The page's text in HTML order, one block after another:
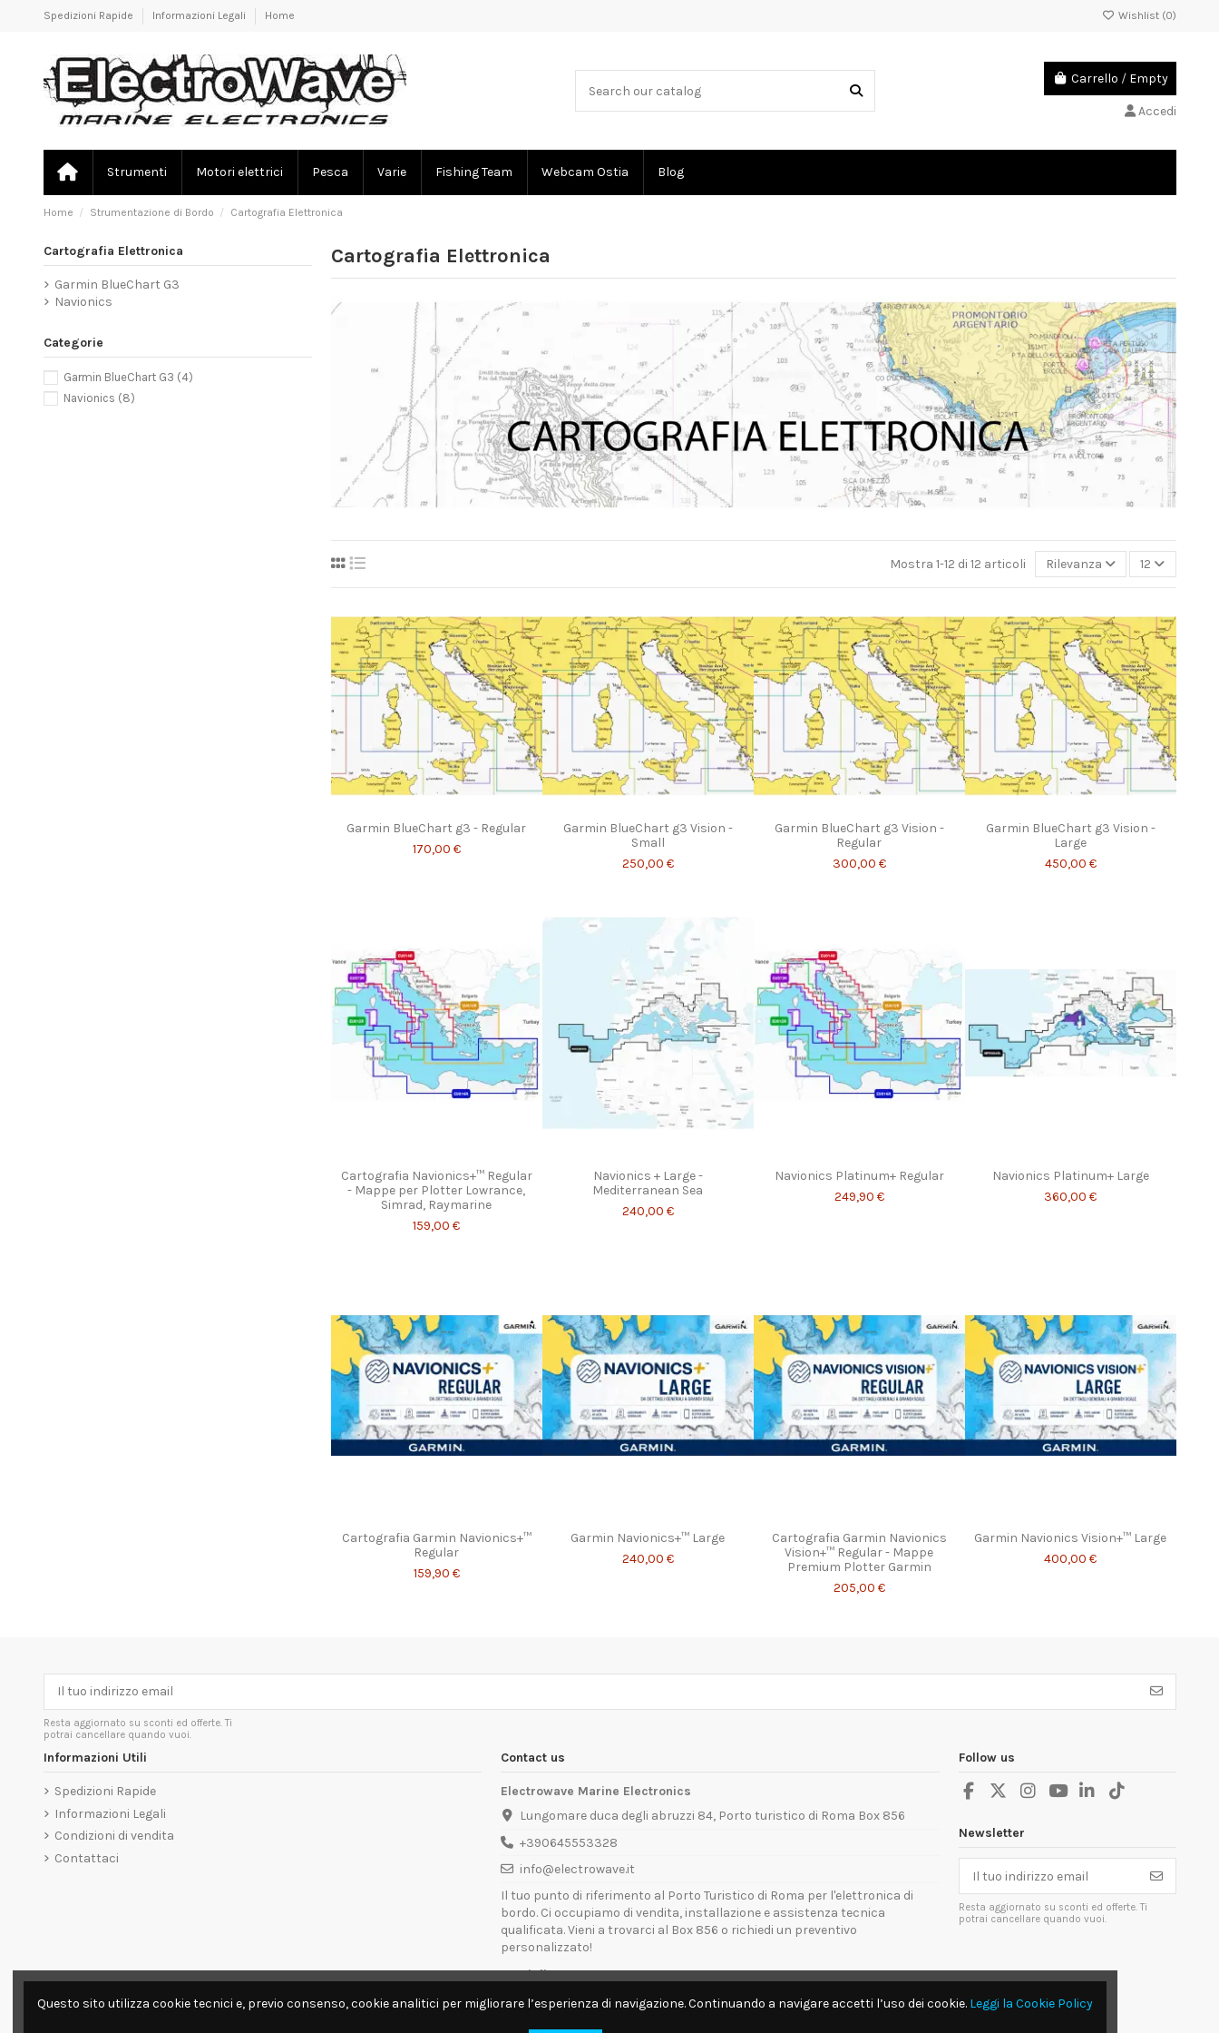
Spedizioni Rapide Informazioni Legali Home Wishlist (0)
Carrello / Empty
Accedi
Strumenti Motori elettrici Pesca Varie Fishing Team Webcam Ostia Blog
Home Strumentazione di Bordo Cartografia Elettronica
Cartografia Elettronica
Mostra 1-12 di 12 articoli Rilevanza 12
Garmin BlueChart g3 - Regular
170,00 €
Garmin BlueChart g3 Vision -
Small
250,00 €
Garmin BlueChart g3 Vision -
Regular
300,00 €
Garmin BlueChart g3 Vision -
Large
450,00 €
Cartografia Navionics+™ Regular
- Mappe per Plotter Lowrance,
Simrad, Raymarine
159,00 €
Navionics + Large -
Mediterranean Sea
240,00 €
Navionics Platinum+ Regular
249,90 €
Navionics Platinum+ Large
360,00 €
Cartografia Garmin Navionics+™
Regular
159,90 €
Garmin Navionics+™ Large
240,00 €
Cartografia Garmin Navionics
Vision+™ Regular - Mappe
Premium Plotter Garmin
205,00 €
Garmin Navionics Vision+™ Large
400,00 €
Cartografia Elettronica
Garmin BlueChart G3
Navionics
Categorie
Garmin BlueChart G3 (4)
Navionics (8)
Resta aggiornato su sconti ed offerte. Ti
potrai cancellare quando vuoi.
Informazioni Utili
Spedizioni Rapide
Informazioni Legali
Condizioni di vendita
Contattaci
Contact us
Electrowave Marine Electronics
Lungomare duca degli abruzzi 84, Porto turistico di Roma Box 856
+390645553328
info@electrowave.it
Il tuo punto di riferimento al Porto Turistico di Roma per l'elettronica di
bordo. Ci occupiamo di vendita, installazione e assistenza tecnica
qualificata. Vieni a trovarci al Box 856 o richiedi un preventivo
personalizzato!
Orari di Apertura:
Lunedì - Venerdì: 09:00 - 13:00 / 14:00 - 18:00
Disponibili per interventi tecnici direttamente a bordo.
Follow us
Newsletter
Resta aggiornato su sconti ed offerte. Ti
potrai cancellare quando vuoi.
Questo sito utilizza cookie tecnici e, previo consenso, cookie analitici per migliorare l’esperienza di navigazione. Continuando a navigare accetti l’uso dei cookie. Leggi la Cookie Policy